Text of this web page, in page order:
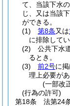
て、当該下水
じ、又は当該
ができる。
(1)
第8条又は
に排除してい
(2)
公共下水
るとき。
(3)
前2号に
理上必要が
(一部改
(行為の許可)
第18条
法第24